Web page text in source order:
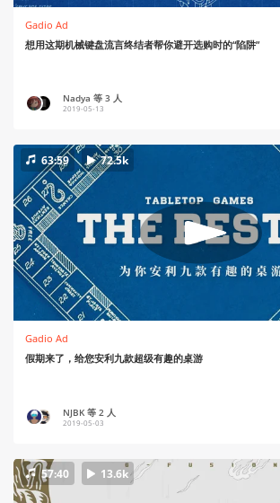
Gadio Ad
想用这期机械键盘流言终结者帮你避开选购时的“陷阱”
Nadya 等 3 人
2019-05-13
63:59 72.5k
Gadio Ad
假期来了，给您安利九款超级有趣的桌游
NJBK 等 2 人
2019-05-03
57:40 13.6k